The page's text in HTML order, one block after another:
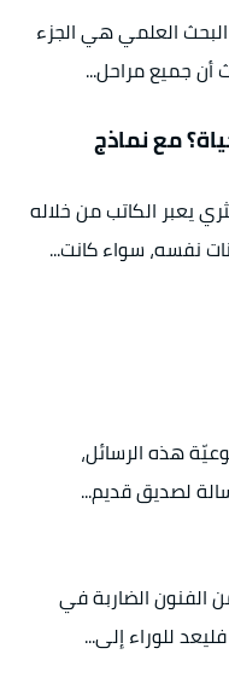
العلمي هي الجزء
أن جميع مراحل...
مع نماذج
يعبر الكاتب من خلاله
نفسه، سواء كانت...
هذه الرسائل،
لصديق قديم...
الفنون الضاربة في
للوراء إلى...